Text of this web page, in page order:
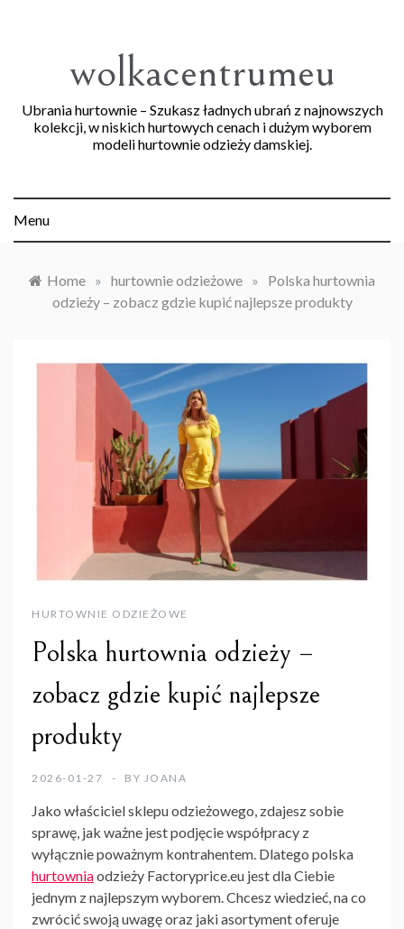
wolkacentrumeu
Ubrania hurtownie – Szukasz ładnych ubrań z najnowszych
kolekcji, w niskich hurtowych cenach i dużym wyborem
modeli hurtownie odzieży damskiej.
Menu
Home » hurtownie odzieżowe »
Polska hurtownia
odzieży – zobacz gdzie kupić najlepsze produkty
HURTOWNIE ODZIEŻOWE
Polska hurtownia odzieży –
zobacz gdzie kupić najlepsze
produkty
2026-01-27 BY JOANA
Jako właściciel sklepu odzieżowego, zdajesz sobie
sprawę, jak ważne jest podjęcie współpracy z
wyłącznie poważnym kontrahentem. Dlatego polska
hurtowniaodzieży Factoryprice.eu jest dla Ciebie
jednym z najlepszym wyborem. Chcesz wiedzieć, na co
zwrócić swoją uwagę oraz jaki asortyment oferuje